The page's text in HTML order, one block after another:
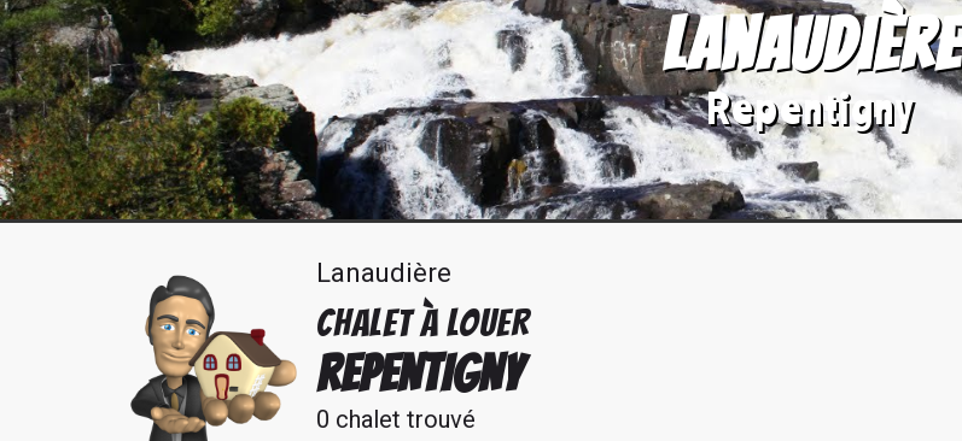
Lanaudière
Repentigny
Lanaudière
CHALET À LOUER
REPENTIGNY
0 chalet trouvé